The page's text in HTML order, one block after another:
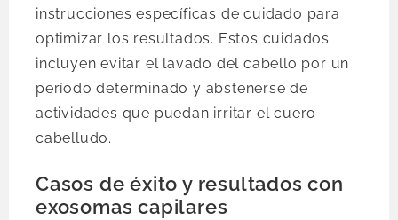
instrucciones específicas de cuidado para
optimizar los resultados. Estos cuidados
incluyen evitar el lavado del cabello por un
período determinado y abstenerse de
actividades que puedan irritar el cuero
cabelludo.
Casos de éxito y resultados con
exosomas capilares